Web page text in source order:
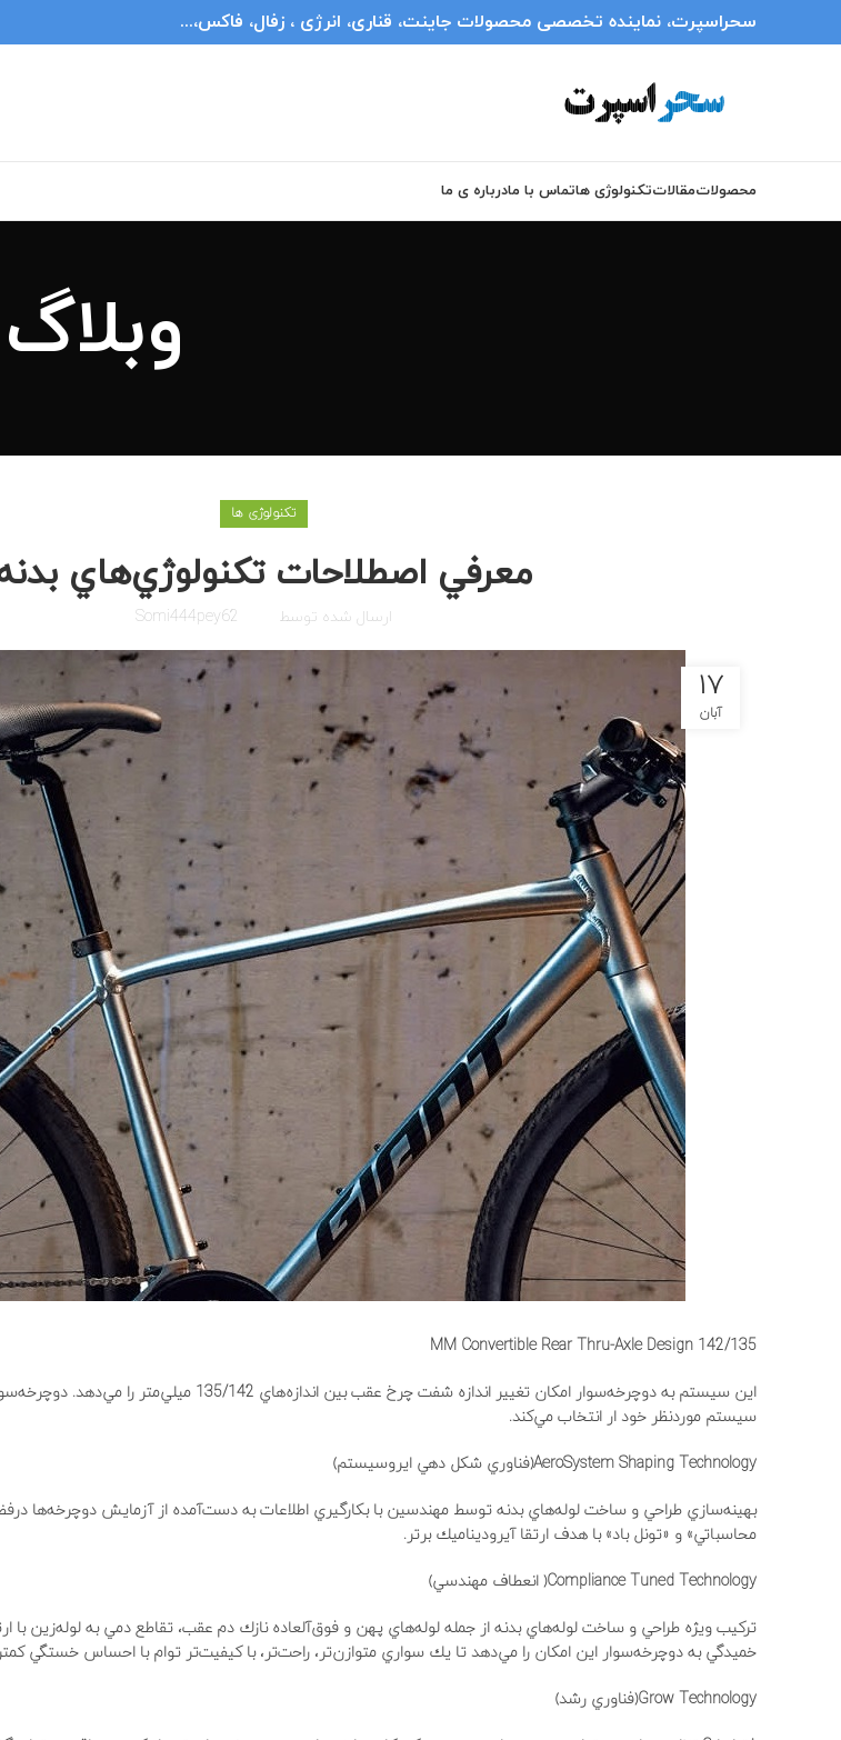
سحراسپرت، نماینده تخصصی محصولات جاینت، قناری، انرژی ، زفال، فاکس،...
محصولاتمقالاتتکنولوژی هاتماس با مادرباره ی ما
وبلاگ
تکنولوژی ها
معرفي اصطلاحات تكنولوژي‌هاي
ارسال شده توسط Somi444pey62
۱۷
آبان
142/135 MM Convertible Rear Thru-Axle Design
اين سيستم به دوچرخه‌سوار امكان تغيير اندازه شفت چرخ عقب بين
سيستم موردنظر خود ار انتخاب مي‌كند.
AeroSystem Shaping Technology(فناوري شكل دهي ايروسيستم)
بهينه‌سازي طراحي و ساخت لوله‌هاي بدنه توسط مهندسين با بكارگيري اطلاعات به دست‌آمده از آزمايش دوچرخه‌ها
محاسباتي» و «تونل باد» با هدف ارتقا آيروديناميك‌ برتر.
Compliance Tuned Technology( انعطاف مهندسي)
تركيب ويژه طراحي و ساخت لوله‌هاي بدنه از جمله لوله‌هاي پهن و فوق‌آلعاده نازك دم‌ عقب، تقاطع ‌دمي به لوله‌زين با
خميدگي به دوچرخه‌سوار اين امكان را مي‌دهد تا يك سواري متوازن‌تر، راحت‌تر، با كيفيت‌تر توام با احساس خستگي كمتر
Grow Technology(فناوري رشد)